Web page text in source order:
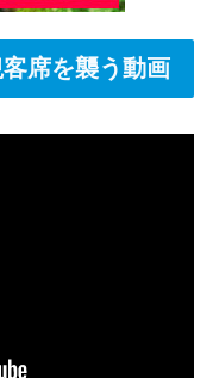
席を襲う動画